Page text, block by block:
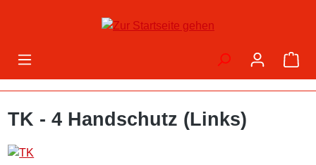
Zum Hauptinhalt springen
TK - 4 Handschutz (Links)